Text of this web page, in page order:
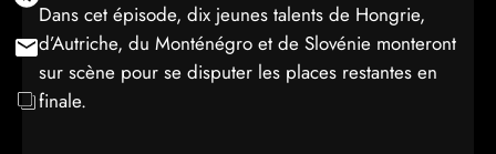
Dans cet épisode, dix jeunes talents de Hongrie,
d’Autriche, du Monténégro et de Slovénie monteront
sur scène pour se disputer les places restantes en
finale.